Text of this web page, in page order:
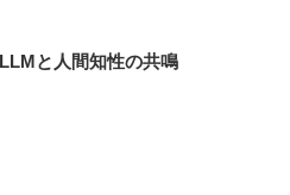
と人間知性の共鳴